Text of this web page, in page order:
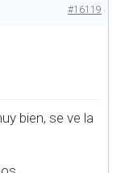
#16119
bien, se ve la